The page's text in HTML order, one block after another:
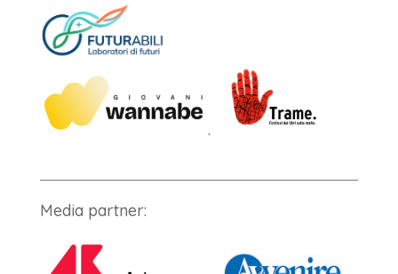
.
Media partner: